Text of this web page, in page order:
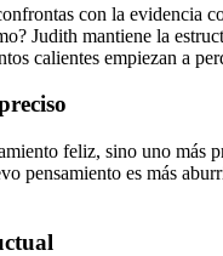
con la evidencia
Judith mantiene la
calientes empiezan a
feliz, sino uno más
pensamiento es más